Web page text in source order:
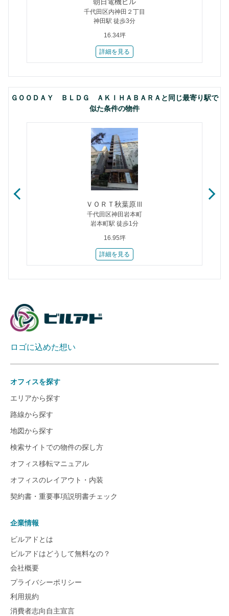
千代田区内神田２丁目
神田駅 徒歩3分
16.34坪
詳細を見る
ＧＯＯＤＡＹ ＢＬＤＧ ＡＫＩＨＡＢＡＲＡと同じ最寄り駅で
似た条件の物件
ＶＯＲＴ秋葉原Ⅲ
千代田区神田岩本町
岩本町駅 徒歩1分
16.95坪
詳細を見る
ロゴに込めた想い
オフィスを探す
エリアから探す
路線から探す
地図から探す
検索サイトでの物件の探し方
オフィス移転マニュアル
オフィスのレイアウト・内装
契約書・重要事項説明書チェック
企業情報
ビルアドとは
ビルアドはどうして無料なの？
会社概要
プライバシーポリシー
利用規約
消費者志向自主宣言